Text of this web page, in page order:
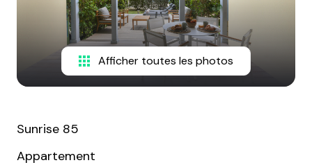
ET DÉLICES
MON
LIVRE
D'OR
Afficher toutes les photos
Sunrise 85
Appartement